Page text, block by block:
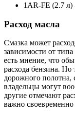
1AR-FE (2.7 л)
Расход масла
Смазка может
зависимости от
есть мнение, что
расхода бензина.
дорожного полотна,
владельцы могут
другие отмечают
важно своевременно